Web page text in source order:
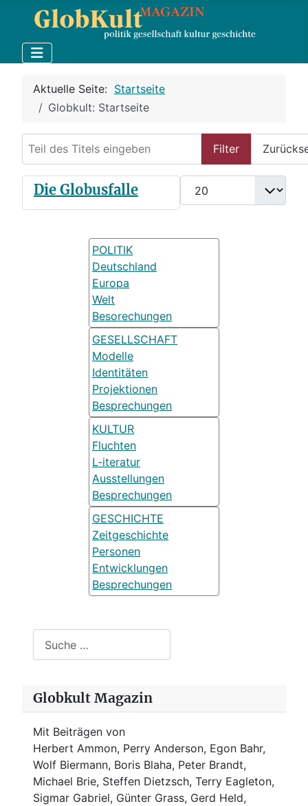
Aktuelle Seite: Startseite
Globkult: Startseite
Filter
Anzeige #
Die Globusfalle
POLITIK
Deutschland
Europa
Welt
Besorechungen
GESELLSCHAFT
Modelle
Identitäten
Projektionen
Besprechungen
KULTUR
Fluchten
L-iteratur
Ausstellungen
Besprechungen
GESCHICHTE
Zeitgeschichte
Personen
Entwicklungen
Besprechungen
Globkult Magazin
Mit Beiträgen von
Herbert Ammon, Perry Anderson, Egon Bahr,
Wolf Biermann, Boris Blaha, Peter Brandt,
Michael Brie, Steffen Dietzsch, Terry Eagleton,
Sigmar Gabriel, Günter Grass, Gerd Held,